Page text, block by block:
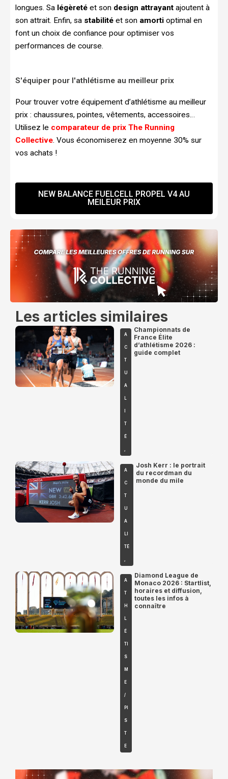
longues. Sa légèreté et son design attrayant ajoutent à
son attrait. Enfin, sa stabilité et son amorti optimal en
font un choix de confiance pour optimiser vos
performances de course.
S'équiper pour l'athlétisme au meilleur prix
Pour trouver votre équipement d’athlétisme au meilleur
prix : chaussures, pointes, vêtements, accessoires…
Utilisez le comparateur de prix The Running
Collective. Vous économiserez en moyenne 30% sur
vos achats !
NEW BALANCE FUELCELL PROPEL V4 AU
MEILEUR PRIX
Les articles similaires
A
C
T
U
A
T
É
Championnats de
France Élite
d’athlétisme 2026 :
guide complet
A
C
T
U
A
TÉ
Josh Kerr : le portrait
du recordman du
monde du mile
A
T
H
É
TI
S
M
E
/
PI
S
T
E
Diamond League de
Monaco 2026 : Startlist,
horaires et diffusion,
toutes les infos à
connaître